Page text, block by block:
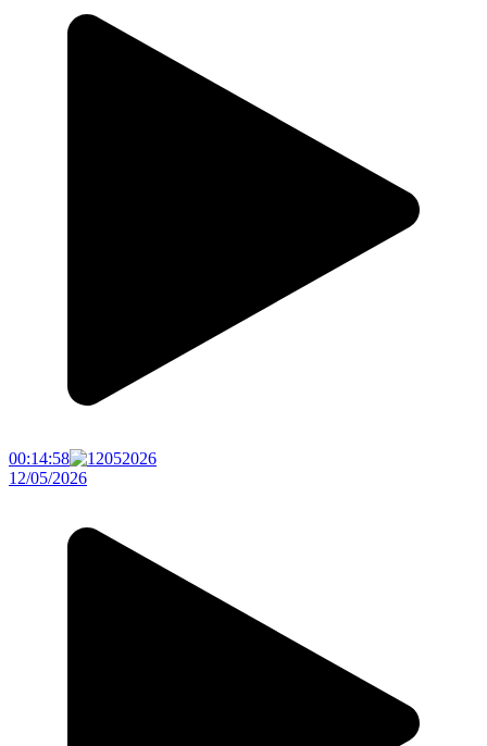
00:14:58
12/05/2026